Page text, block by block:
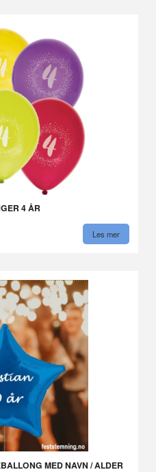
4 ÅR
Les mer
MED NAVN / ALDER